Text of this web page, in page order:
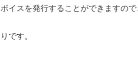
イスを発行することができますの
です。